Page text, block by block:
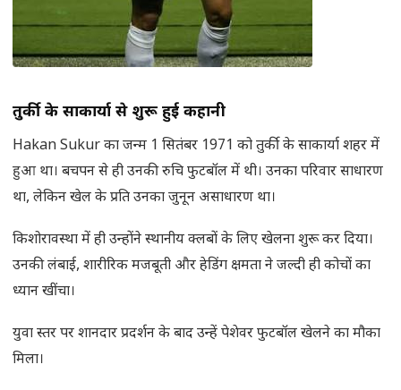
तुर्की के साकार्या से शुरू हुई कहानी
Hakan Sukur का जन्म 1 सितंबर 1971 को तुर्की के साकार्या शहर में
हुआ था। बचपन से ही उनकी रुचि फुटबॉल में थी। उनका परिवार साधारण
था, लेकिन खेल के प्रति उनका जुनून असाधारण था।
किशोरावस्था में ही उन्होंने स्थानीय क्लबों के लिए खेलना शुरू कर दिया।
उनकी लंबाई, शारीरिक मजबूती और हेडिंग क्षमता ने जल्दी ही कोचों का
ध्यान खींचा।
युवा स्तर पर शानदार प्रदर्शन के बाद उन्हें पेशेवर फुटबॉल खेलने का मौका
मिला।